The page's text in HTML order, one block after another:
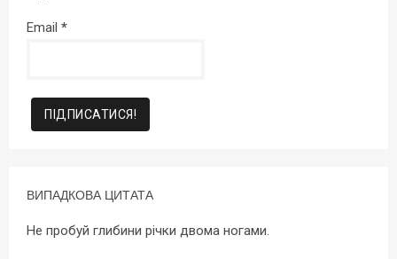
Email *
ВИПАДКОВА ЦИТАТА
Не пробуй глибини річки двома ногами.